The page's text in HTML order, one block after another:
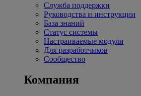
Служба поддержки
Руководства и инструкции
База знаний
Статус системы
Настраиваемые модули
Для разработчиков
Сообщество
Компания